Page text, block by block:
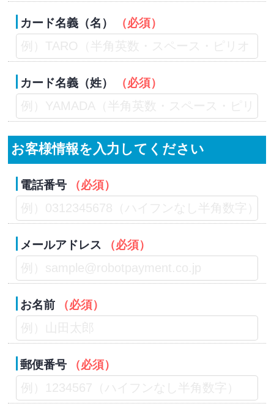
カード名義（名） （必須）
カード名義（姓） （必須）
お客様情報を入力してください
電話番号 （必須）
メールアドレス （必須）
お名前 （必須）
郵便番号 （必須）